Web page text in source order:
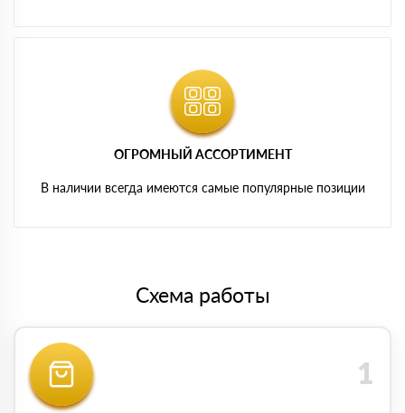
ОГРОМНЫЙ АССОРТИМЕНТ
В наличии всегда имеются самые популярные позиции
Схема работы